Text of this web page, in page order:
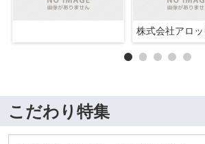
こだわり特集